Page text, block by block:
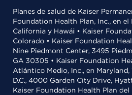
Planes de salud de Kaiser
Foundation Health Plan, Inc., en
California y Hawái • Kaiser
Colorado • Kaiser Foundation
Nine Piedmont Center, 3495
GA 30305 • Kaiser Foundation
Atlántico Medio, Inc., en
D.C., 4000 Garden City Drive,
Kaiser Foundation Health Plan